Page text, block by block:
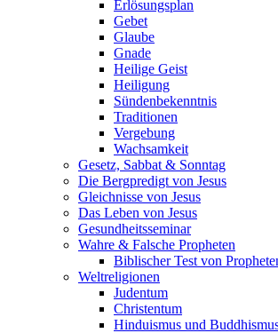
Erlösungsplan
Gebet
Glaube
Gnade
Heilige Geist
Heiligung
Sündenbekenntnis
Traditionen
Vergebung
Wachsamkeit
Gesetz, Sabbat & Sonntag
Die Bergpredigt von Jesus
Gleichnisse von Jesus
Das Leben von Jesus
Gesundheitsseminar
Wahre & Falsche Propheten
Biblischer Test von
Weltreligionen
Judentum
Christentum
Hinduismus und